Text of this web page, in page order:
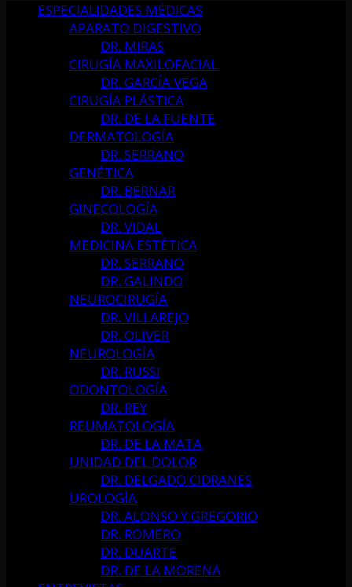
ESPECIALIDADES MÉDICAS
APARATO DIGESTIVO
DR. MIRAS
CIRUGÍA MAXILOFACIAL
DR. GARCÍA VEGA
CIRUGÍA PLÁSTICA
DR. DE LA FUENTE
DERMATOLOGÍA
DR. SERRANO
GENÉTICA
DR. BERNAR
GINECOLOGÍA
DR. VIDAL
MEDICINA ESTÉTICA
DR. SERRANO
DR. GALINDO
NEUROCIRUGÍA
DR. VILLAREJO
DR. OLIVER
NEUROLOGÍA
DR. RUSSI
ODONTOLOGÍA
DR. REY
REUMATOLOGÍA
DR. DE LA MATA
UNIDAD DEL DOLOR
DR. DELGADO CIDRANES
UROLOGÍA
DR. ALONSO Y GREGORIO
DR. ROMERO
DR. DUARTE
DR. DE LA MORENA